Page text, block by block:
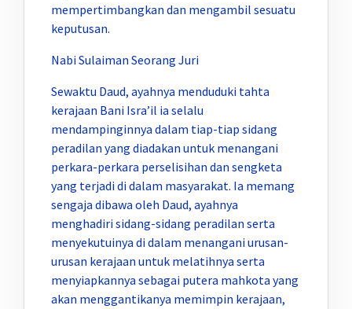
mempertimbangkan dan mengambil sesuatu
keputusan.
Nabi Sulaiman Seorang Juri
Sewaktu Daud, ayahnya menduduki tahta
kerajaan Bani Isra’il ia selalu
mendampinginnya dalam tiap-tiap sidang
peradilan yang diadakan untuk menangani
perkara-perkara perselisihan dan sengketa
yang terjadi di dalam masyarakat. Ia memang
sengaja dibawa oleh Daud, ayahnya
menghadiri sidang-sidang peradilan serta
menyekutuinya di dalam menangani urusan-
urusan kerajaan untuk melatihnya serta
menyiapkannya sebagai putera mahkota yang
akan menggantikanya memimpin kerajaan,